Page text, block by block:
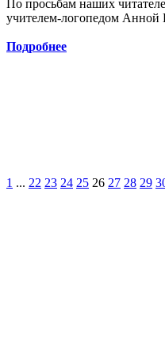
По просьбам наших
учителем-логопедом Анной
Подробнее
1 ... 22 23 24 25 26 27 28 29